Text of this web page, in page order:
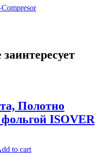
Полотно
ISOVER
to cart